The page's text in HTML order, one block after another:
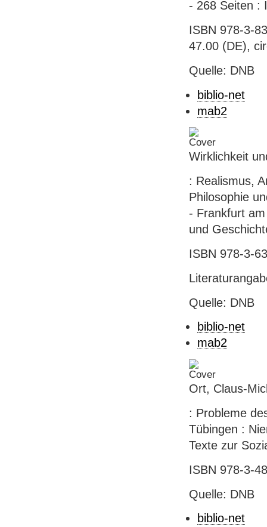
- 268 Seiten :
ISBN 978-3-
47.00 (DE),
Quelle: DNB
biblio-net
mab2
Wirklichkeit
: Realismus,
Philosophie
- Frankfurt
und
ISBN 978-3-
Quelle: DNB
biblio-net
mab2
Ort, Claus-
: Probleme
Tübingen :
Texte zur
ISBN 978-3-
Quelle: DNB
biblio-net